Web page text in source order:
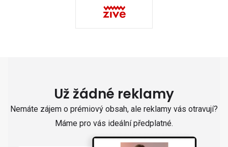
Už žádné reklamy
Nemáte zájem o prémiový obsah, ale reklamy vás otravují?
Máme pro vás ideální předplatné.